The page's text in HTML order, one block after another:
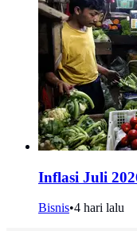
Inflasi Juli
Bisnis•4 hari lalu